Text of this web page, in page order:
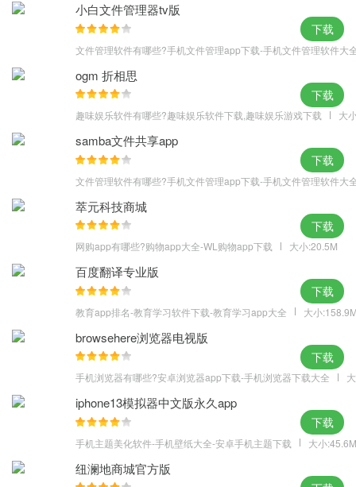
小白文件管理器tv版
文件管理软件有哪些?手机文件管理app下载-手机文件管理软件大
下载
ogm 折相思
趣味娱乐软件有哪些?趣味娱乐软件下载,趣味娱乐游戏下载 大
下载
samba文件共享app
文件管理软件有哪些?手机文件管理app下载-手机文件管理软件大
下载
萃元科技商城
网购app有哪些?购物app大全-WL购物app下载 大小:20.5M
下载
百度翻译专业版
教育app排名-教育学习软件下载-教育学习app大全 大小
下载
browsehere浏览器电视版
手机浏览器有哪些?安卓浏览器app下载-手机浏览器下载大全
下载
iphone13模拟器中文版永久app
手机主题美化软件-手机壁纸大全-安卓手机主题下载 大小:45.6M
下载
纽澜地商城官方版